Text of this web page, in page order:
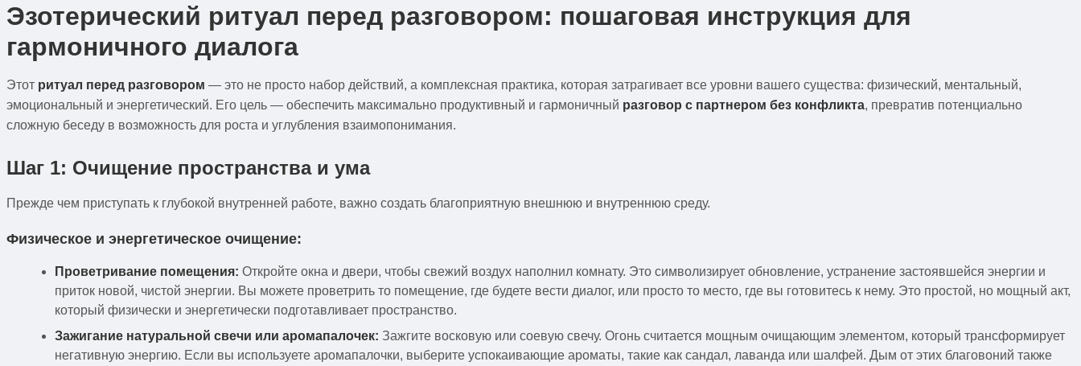
Эзотерический ритуал перед разговором: пошаговая инструкция для
гармоничного диалога
Этот ритуал перед разговором — это не просто набор действий, а комплексная практика, которая затрагивает все уровни вашего существа: физический, ментальный,
эмоциональный и энергетический. Его цель — обеспечить максимально продуктивный и гармоничный разговор с партнером без конфликта, превратив потенциально
сложную беседу в возможность для роста и углубления взаимопонимания.
Шаг 1: Очищение пространства и ума
Прежде чем приступать к глубокой внутренней работе, важно создать благоприятную внешнюю и внутреннюю среду.
Физическое и энергетическое очищение:
Проветривание помещения: Откройте окна и двери, чтобы свежий воздух наполнил комнату. Это символизирует обновление, устранение застоявшейся энергии и
приток новой, чистой энергии. Вы можете проветрить то помещение, где будете вести диалог, или просто то место, где вы готовитесь к нему. Это простой, но мощный акт,
который физически и энергетически подготавливает пространство.
Зажигание натуральной свечи или аромапалочек: Зажгите восковую или соевую свечу. Огонь считается мощным очищающим элементом, который трансформирует
негативную энергию. Если вы используете аромапалочки, выберите успокаивающие ароматы, такие как сандал, лаванда или шалфей. Дым от этих благовоний также